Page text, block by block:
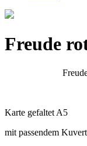
Freude
Karte gefaltet A5
mit passendem